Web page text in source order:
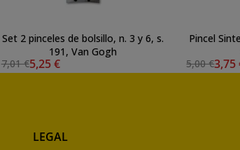
Set 2 pinceles de bolsillo, n. 3 y 6, s.
191, Van Gogh
7,01 €5,25 €
Pincel
5,00 €3,75
LEGAL